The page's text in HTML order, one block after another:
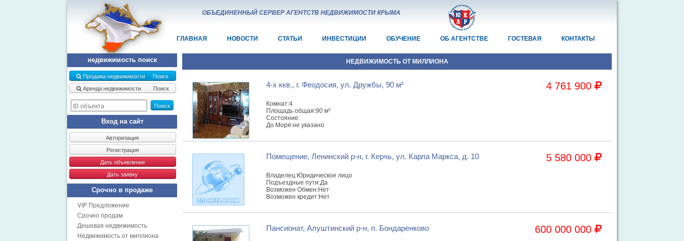
ОБЪЕДИНЕННЫЙ СЕРВЕР АГЕНТСТВ НЕДВИЖИМОСТИ КРЫМА
ГЛАВНАЯ НОВОСТИ СТАТЬИ ИНВЕСТИЦИИ ОБУЧЕНИЕ ОБ АГЕНТСТВЕ ГОСТЕВАЯ КОНТАКТЫ
недвижимость поиск
Продажа недвижимости Поиск
Аренда недвижимости Поиск
Поиск
Вход на сайт
Авторизация
Регистрация
Дать объявление
Дать заявку
Срочно в продаже
VIP Предложение
Срочно продам
Дешевая недвижимость
Недвижимость от миллиона
НЕДВИЖИМОСТЬ ОТ МИЛЛИОНА
4-x ккв., г. Феодосия, ул. Дружбы, 90 м²
Комнат:4
Площадь общая:90 м²
Состояние:
До Моря:не указано
4 761 900
Помещение, Ленинский р-н, г. Керчь, ул. Карла Маркса, д. 10
Владелец:Юридическое лицо
Подъездные пути:Да
Возможен Обмен:Нет
Возможен кредит:Нет
5 580 000
Пансионат, Алуштинский р-н, п. Бондаренково 600 000 000